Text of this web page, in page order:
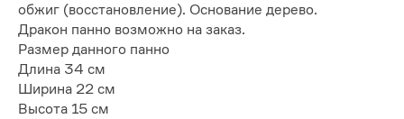
обжиг (восстановление). Основание дерево.
Дракон панно возможно на заказ.
Размер данного панно
Длина 34 см
Ширина 22 см
Высота 15 см